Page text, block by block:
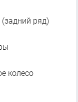
(задний ряд)
колесо